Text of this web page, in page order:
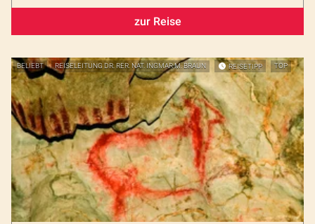
zur Reise
BELIEBT REISELEITUNG DR. RER. NAT. INGMAR M. BRAUN REISETIPP TOP